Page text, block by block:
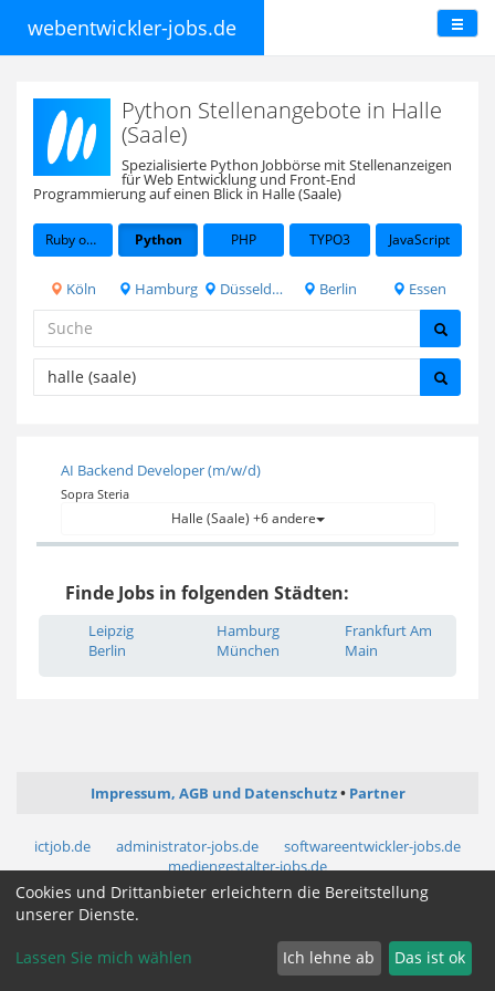
webentwickler-jobs.de
Python Stellenangebote in Halle
(Saale)
Spezialisierte Python Jobbörse mit Stellenanzeigen
für Web Entwicklung und Front-End
Programmierung auf einen Blick in Halle (Saale)
Ruby on Rails Python PHP TYPO3 JavaScript
Köln Hamburg Düsseldorf Berlin Essen
AI Backend Developer (m/w/d)
Sopra Steria
Halle (Saale) +6 andere
Finde Jobs in folgenden Städten:
Leipzig
Berlin
Hamburg
München
Frankfurt Am
Main
Impressum, AGB und Datenschutz Partner
ictjob.de administrator-jobs.de
softwareentwickler-jobs.de
mediengestalter-jobs.de
Cookies und Drittanbieter erleichtern die Bereitstellung
unserer Dienste.
Lassen Sie mich wählen Ich lehne ab Das ist ok